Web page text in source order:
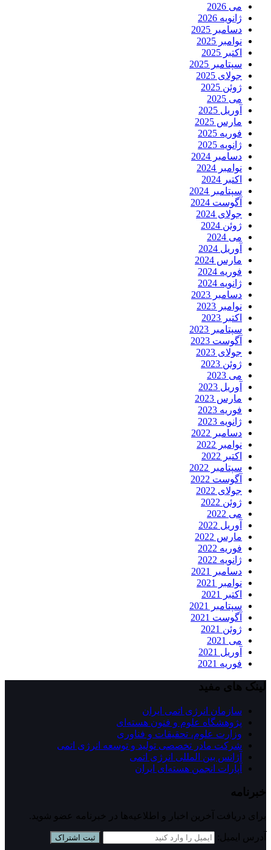
می 2026
ژانویه 2026
دسامبر 2025
نوامبر 2025
اکتبر 2025
سپتامبر 2025
جولای 2025
ژوئن 2025
می 2025
آوریل 2025
مارس 2025
فوریه 2025
ژانویه 2025
دسامبر 2024
نوامبر 2024
اکتبر 2024
سپتامبر 2024
آگوست 2024
جولای 2024
ژوئن 2024
می 2024
آوریل 2024
مارس 2024
فوریه 2024
ژانویه 2024
دسامبر 2023
نوامبر 2023
اکتبر 2023
سپتامبر 2023
آگوست 2023
جولای 2023
ژوئن 2023
می 2023
آوریل 2023
مارس 2023
فوریه 2023
ژانویه 2023
دسامبر 2022
نوامبر 2022
اکتبر 2022
سپتامبر 2022
آگوست 2022
جولای 2022
ژوئن 2022
می 2022
آوریل 2022
مارس 2022
فوریه 2022
ژانویه 2022
دسامبر 2021
نوامبر 2021
اکتبر 2021
سپتامبر 2021
آگوست 2021
ژوئن 2021
می 2021
آوریل 2021
فوریه 2021
لینک های مفید
سازمان انرژی اتمی ایران
پژوهشگاه علوم و فنون هسته‌ای
وزارت علوم، تحقیقات و فناوری
شرکت مادر تخصصی تولید و توسعه انرژی اتمی
آژانس بین المللی انرژی اتمی
آپارات انجمن هسته‌ای ايران
خبرنامه
برای دریافت آخرین اخبار و اطلاعیه‌ها در خبرنامه عضو شوید.
آدرس ایمیل: ثبت اشتراک